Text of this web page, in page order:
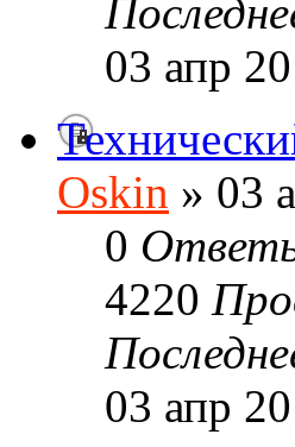
03 апр
Oskin » 03
0
4220
03 апр